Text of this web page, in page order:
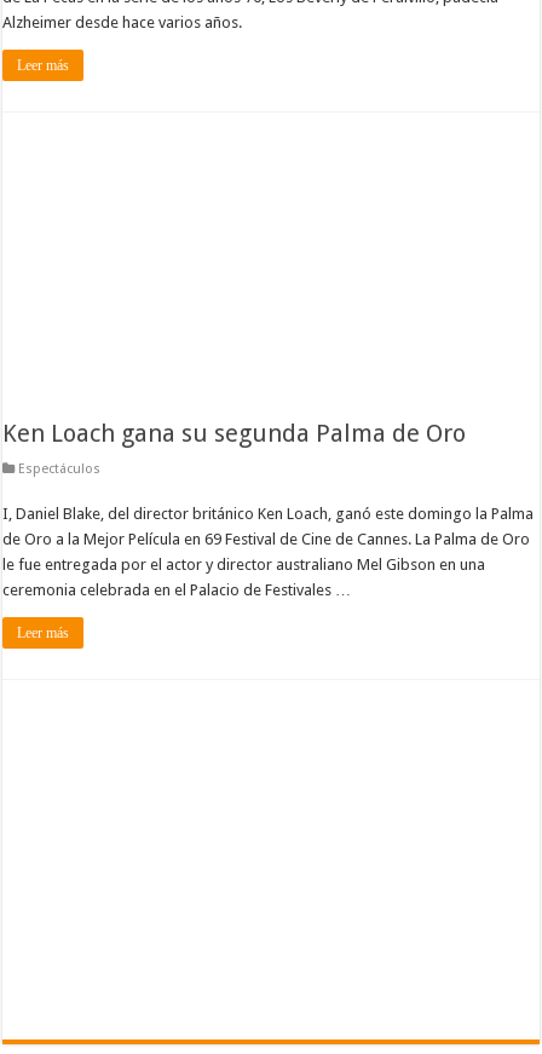
Alzheimer desde hace varios años.
Leer más
Ken Loach gana su segunda Palma de Oro
Espectáculos
I, Daniel Blake, del director británico Ken Loach, ganó este domingo la Palma
de Oro a la Mejor Película en 69 Festival de Cine de Cannes. La Palma de Oro
le fue entregada por el actor y director australiano Mel Gibson en una
ceremonia celebrada en el Palacio de Festivales …
Leer más